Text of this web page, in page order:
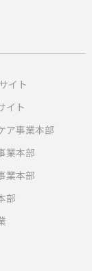
イト
イト
ア事業本部
業本部
業本部
部